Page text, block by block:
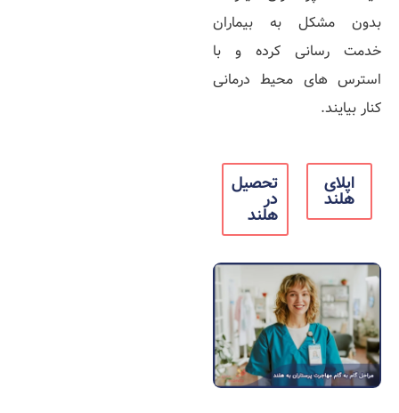
بدون مشکل به بیماران
خدمت‌ رسانی کرده و با
استرس‌ های محیط درمانی
کنار بیایند.
اپلای
هلند
تحصیل
در
هلند